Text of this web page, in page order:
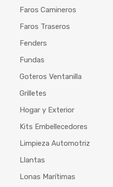
Faros Camineros
Faros Traseros
Fenders
Fundas
Goteros Ventanilla
Grilletes
Hogar y Exterior
Kits Embellecedores
Limpieza Automotriz
Llantas
Lonas Marítimas